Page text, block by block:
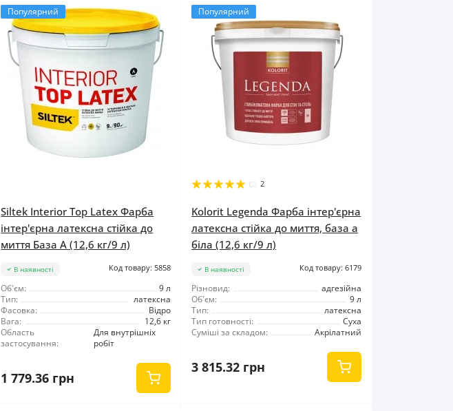
Популярний
Siltek Interior Top Latex Фарба
інтер'єрна латексна стійка до
миття База А (12,6 кг/9 л)
В наявності Код товару: 5858
Об'єм:
9 л
Тип:
латексна
Фасовка:
Відро
Вага:
12,6 кг
Область
застосування:
Для внутрішніх
робіт
1 779.36 грн
Популярний
2
Kolorit Legenda Фарба інтер'єрна
латексна стійка до миття, база а
біла (12,6 кг/9 л)
В наявності Код товару: 6179
Різновид:
адгезійна
Об'єм:
9 л
Тип:
латексна
Тип готовності:
Суха
Суміші за складом:
Акрілатний
3 815.32 грн